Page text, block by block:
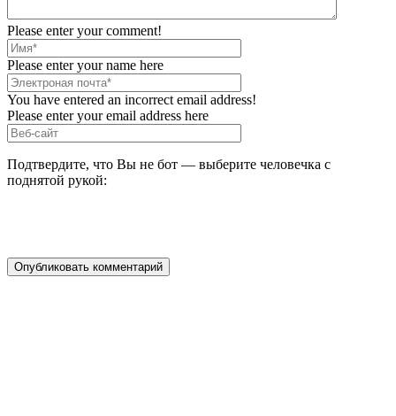
Please enter your comment!
Please enter your name here
You have entered an incorrect email address!
Please enter your email address here
Подтвердите, что Вы не бот — выберите человечка с
поднятой рукой: